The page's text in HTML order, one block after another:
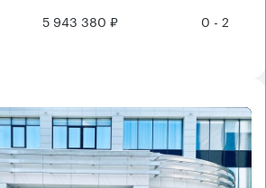
5 943 380 ₽ 0 - 2